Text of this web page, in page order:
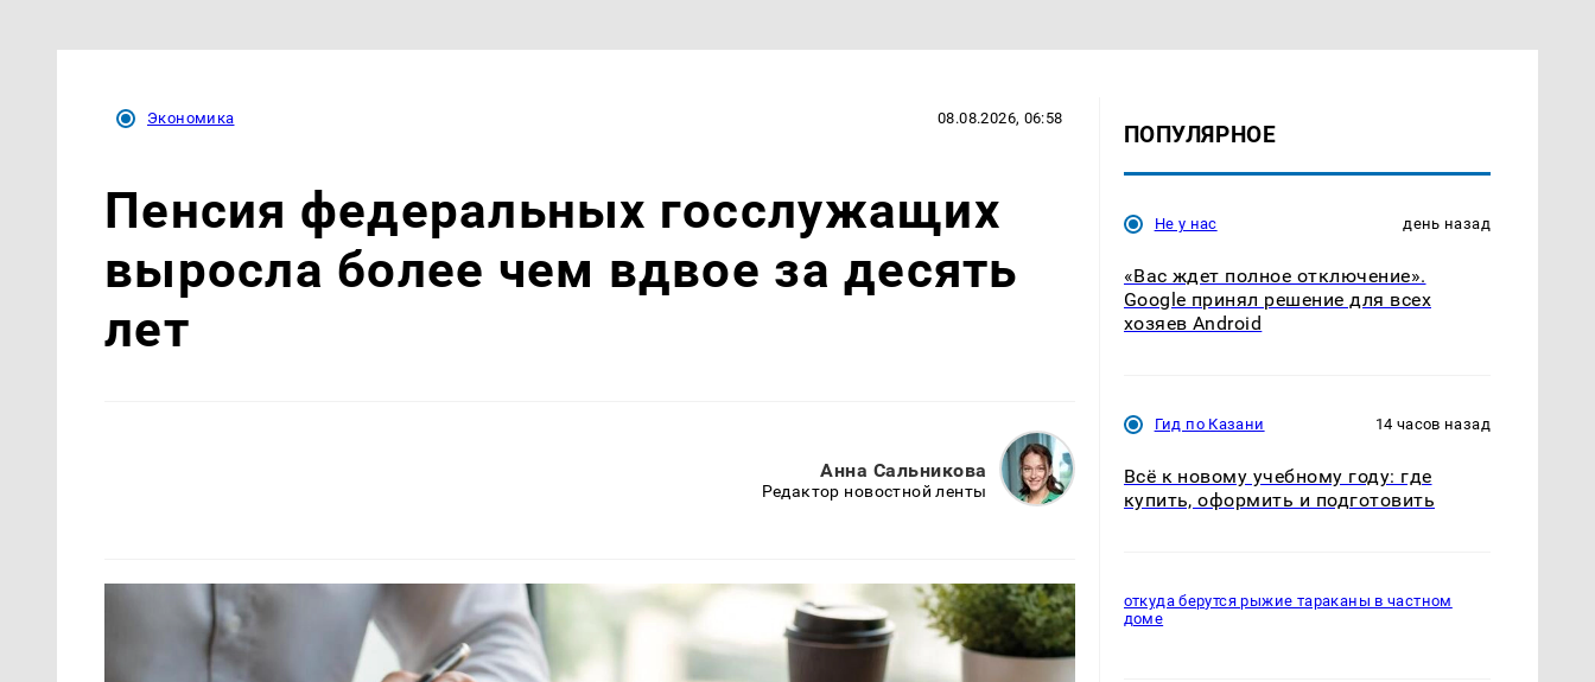
Экономика 08.08.2026, 06:58
Пенсия федеральных госслужащих
выросла более чем вдвое за десять
лет
Анна Сальникова
Редактор новостной ленты
ПОПУЛЯРНОЕ
Не у нас день назад
«Вас ждет полное отключение».
Google принял решение для всех
хозяев Android
Гид по Казани 14 часов назад
Всё к новому учебному году: где
купить, оформить и подготовить
откуда берутся рыжие тараканы в частном
доме